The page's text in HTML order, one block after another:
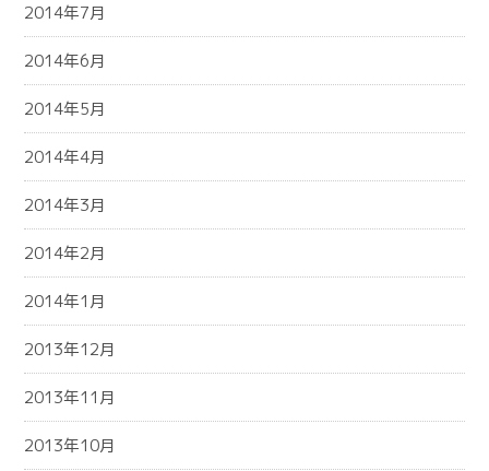
2014年7月
2014年6月
2014年5月
2014年4月
2014年3月
2014年2月
2014年1月
2013年12月
2013年11月
2013年10月